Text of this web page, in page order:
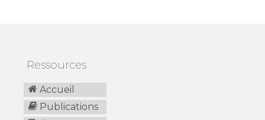
Ressources
Accueil
Publications